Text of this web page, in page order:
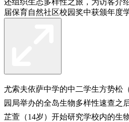
届保育自然社区校园奖中获颁年度
尤索夫依萨中学的中二学生方势松
园局举办的全岛生物多样性速查之
芷萱（14岁）开始研究学校内的生